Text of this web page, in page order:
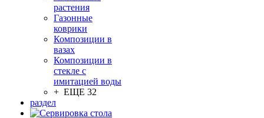
растения
Газонные
коврики
Композиции в
вазах
Композиции в
стекле с
имитацией воды
+ ЕЩЕ 32
раздел